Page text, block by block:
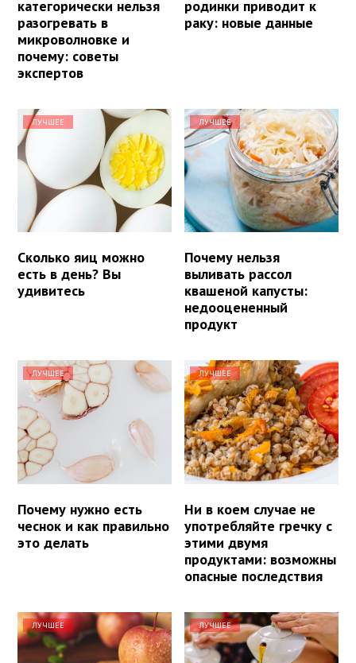
категорически нельзя
разогревать в
микроволновке и
почему: советы
экспертов
родинки приводит к
раку: новые данные
ЛУЧШЕЕ
Сколько яиц можно
есть в день? Вы
удивитесь
ЛУЧШЕЕ
Почему нельзя
выливать рассол
квашеной капусты:
недооцененный
продукт
ЛУЧШЕЕ
Почему нужно есть
чеснок и как правильно
это делать
ЛУЧШЕЕ
Ни в коем случае не
употребляйте гречку с
этими двумя
продуктами: возможны
опасные последствия
ЛУЧШЕЕ ЛУЧШЕЕ